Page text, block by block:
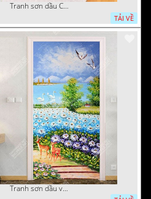
Tranh sơn dầu Châu Âu phong cảnh ngôi làng bên dòng sông
TẢI VỀ
Tranh sơn dầu vườn hoa bên dòng sông decor tường